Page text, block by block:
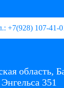
+7(928) 107-41-
область,
Энгельса 351